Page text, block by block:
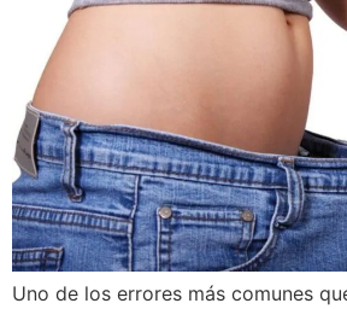
Uno de los errores más comunes